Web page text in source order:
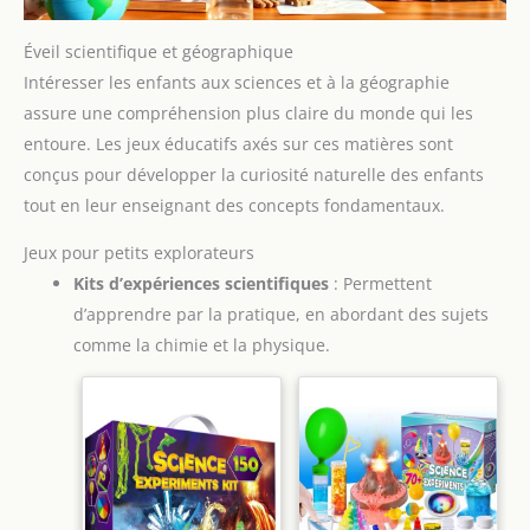
fournissons une garantie
de 12 mois sans souci.
premier plan. S'il y a un
problème avec l'utilisation
de la tablette
enfants, n'hésitez pas à
nous contacter via
Amazon.
Éveil scientifique et géographique
Intéresser les enfants aux sciences et à la géographie
assure une compréhension plus claire du monde qui les
entoure. Les jeux éducatifs axés sur ces matières sont
conçus pour développer la curiosité naturelle des enfants
tout en leur enseignant des concepts fondamentaux.
Jeux pour petits explorateurs
Kits d’expériences scientifiques : Permettent
d’apprendre par la pratique, en abordant des sujets
comme la chimie et la physique.